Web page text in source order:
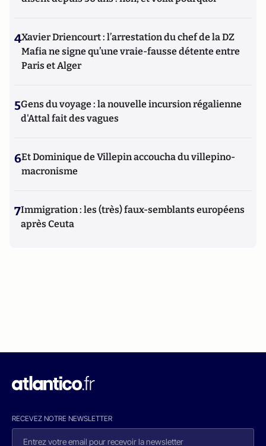
4Xavier Driencourt : l’arrestation du chef de la DZ
Mafia ne signe qu’une vraie-fausse détente entre
Paris et Alger
5Gens du voyage : la nouvelle incursion régalienne
d'Attal fait des vagues
6Et Dominique de Villepin accoucha du villepino-
macronisme
7Immigration : les (très) faux-semblants européens
après Ceuta
RECEVEZ NOTRE NEWSLETTER